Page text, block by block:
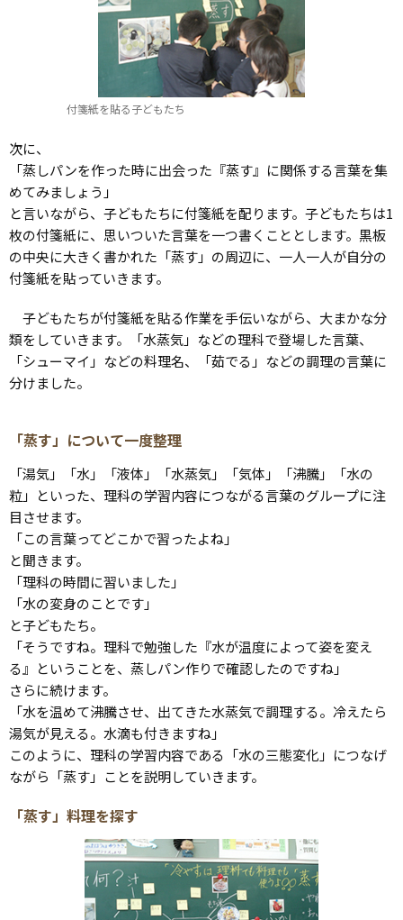
付箋紙を貼る子どもたち
次に、
「蒸しパンを作った時に出会った『蒸す』に関係する言葉を集
めてみましょう」
と言いながら、子どもたちに付箋紙を配ります。子どもたちは1
枚の付箋紙に、思いついた言葉を一つ書くこととします。黒板
の中央に大きく書かれた「蒸す」の周辺に、一人一人が自分の
付箋紙を貼っていきます。
子どもたちが付箋紙を貼る作業を手伝いながら、大まかな分
類をしていきます。「水蒸気」などの理科で登場した言葉、
「シューマイ」などの料理名、「茹でる」などの調理の言葉に
分けました。
「蒸す」について一度整理
「湯気」「水」「液体」「水蒸気」「気体」「沸騰」「水の
粒」といった、理科の学習内容につながる言葉のグループに注
目させます。
「この言葉ってどこかで習ったよね」
と聞きます。
「理科の時間に習いました」
「水の変身のことです」
と子どもたち。
「そうですね。理科で勉強した『水が温度によって姿を変え
る』ということを、蒸しパン作りで確認したのですね」
さらに続けます。
「水を温めて沸騰させ、出てきた水蒸気で調理する。冷えたら
湯気が見える。水滴も付きますね」
このように、理科の学習内容である「水の三態変化」につなげ
ながら「蒸す」ことを説明していきます。
「蒸す」料理を探す